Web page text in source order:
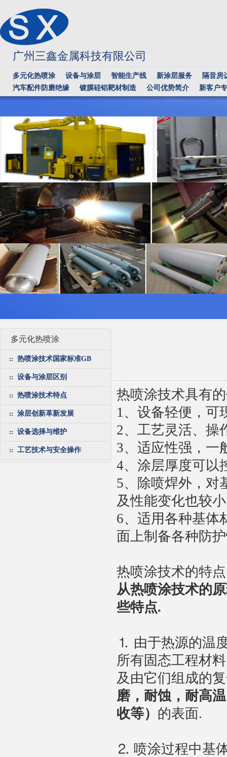
广州三鑫金属科技有限公司
多元化热喷涂 设备与涂层 智能生产线 新涂层服务
隔音房
汽车配件防磨绝缘
镀膜硅铝靶材制造 公司优势简介 新客户
多元化热喷涂
热喷涂技术国家标准GB
设备与涂层区别
热喷涂技术特点
涂层创新革新发展
设备选择与维护
工艺技术与安全操作
热喷涂技术具有
1、设备轻便，可
2、工艺灵活、操
3、适应性强，一
4、涂层厚度可以
5、除喷焊外，对
及性能变化也较
6、适用各种基体
面上制备各种防
热喷涂技术的特点
从热喷涂技术的
些特点.
⒈ 由于热源的温
所有固态工程材
及由它们组成的
磨，耐蚀，耐高
收等） 的表面.
⒉ 喷涂过程中基